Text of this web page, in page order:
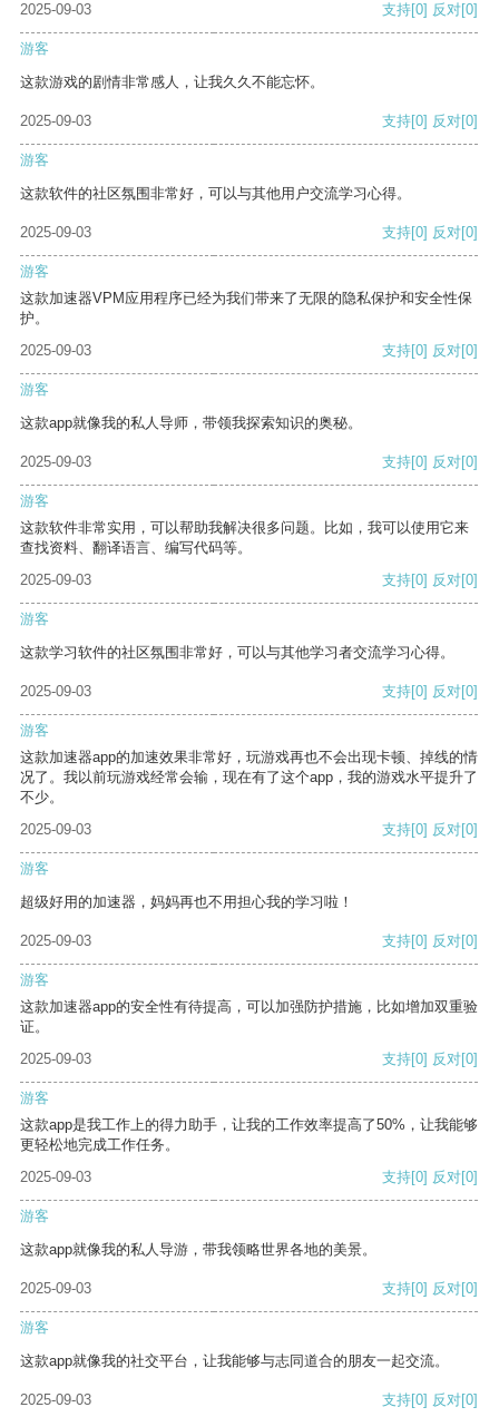
2025-09-03 支持[0] 反对[0]
游客
这款游戏的剧情非常感人，让我久久不能忘怀。
2025-09-03 支持[0] 反对[0]
游客
这款软件的社区氛围非常好，可以与其他用户交流学习心得。
2025-09-03 支持[0] 反对[0]
游客
这款加速器VPM应用程序已经为我们带来了无限的隐私保护和安全性保
护。
2025-09-03
支持[0] 反对[0]
游客
这款app就像我的私人导师，带领我探索知识的奥秘。
2025-09-03 支持[0] 反对[0]
游客
这款软件非常实用，可以帮助我解决很多问题。比如，我可以使用它来
查找资料、翻译语言、编写代码等。
2025-09-03
支持[0] 反对[0]
游客
这款学习软件的社区氛围非常好，可以与其他学习者交流学习心得。
2025-09-03 支持[0] 反对[0]
游客
这款加速器app的加速效果非常好，玩游戏再也不会出现卡顿、掉线的情
况了。我以前玩游戏经常会输，现在有了这个app，我的游戏水平提升了
不少。
2025-09-03
支持[0] 反对[0]
游客
超级好用的加速器，妈妈再也不用担心我的学习啦！
2025-09-03 支持[0] 反对[0]
游客
这款加速器app的安全性有待提高，可以加强防护措施，比如增加双重验
证。
2025-09-03
支持[0] 反对[0]
游客
这款app是我工作上的得力助手，让我的工作效率提高了50%，让我能够
更轻松地完成工作任务。
2025-09-03
支持[0] 反对[0]
游客
这款app就像我的私人导游，带我领略世界各地的美景。
2025-09-03 支持[0] 反对[0]
游客
这款app就像我的社交平台，让我能够与志同道合的朋友一起交流。
2025-09-03 支持[0] 反对[0]